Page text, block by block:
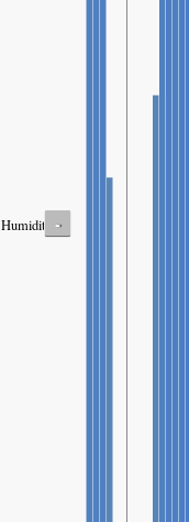
Humidity -